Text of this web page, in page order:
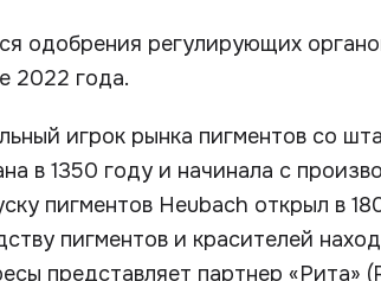
одобрения регулирующих
2022 года.
игрок рынка пигментов со
в 1350 году и начинала с
пигментов Heubach открыл в
пигментов и красителей
представляет партнер «Рита»